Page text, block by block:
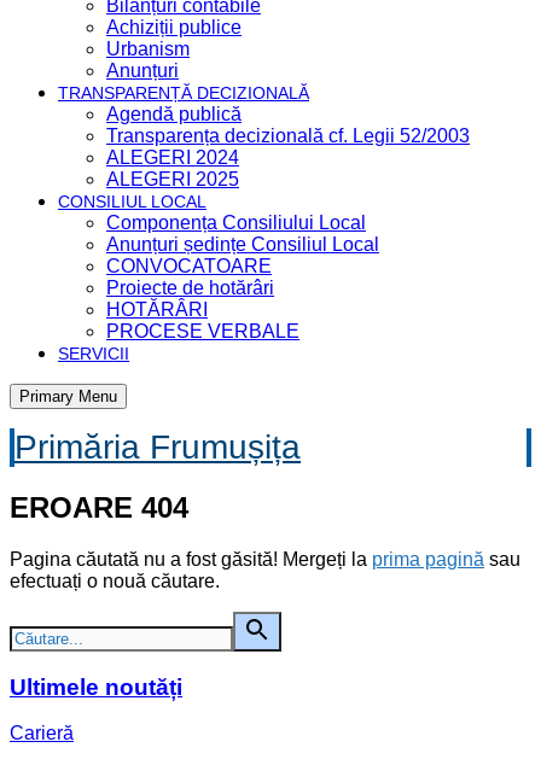
Bilanțuri contabile
Achiziții publice
Urbanism
Anunțuri
TRANSPARENȚĂ DECIZIONALĂ
Agendă publică
Transparența decizională cf. Legii 52/2003
ALEGERI 2024
ALEGERI 2025
CONSILIUL LOCAL
Componența Consiliului Local
Anunțuri ședințe Consiliul Local
CONVOCATOARE
Proiecte de hotărâri
HOTĂRÂRI
PROCESE VERBALE
SERVICII
Primary Menu
Primăria Frumușița
EROARE 404
Pagina căutată nu a fost găsită! Mergeți la prima pagină sau
efectuați o nouă căutare.
Ultimele noutăți
Carieră